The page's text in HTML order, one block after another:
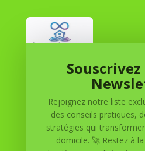
Réussite à Domicile
Réussite à Domicile est votre
pour atteindre vos objectifs
maison. Nous offrons des
vous aider à réussir.
Rejoignez notre liste
des conseils pratiques,
stratégies qui
domicile. 🚀 Restez à